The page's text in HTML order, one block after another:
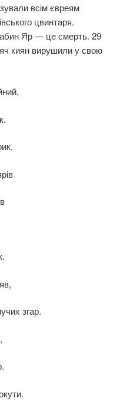
всім євреям
цвинтаря.
Яр — це смерть. 29
киян вирушили у свою
згар.